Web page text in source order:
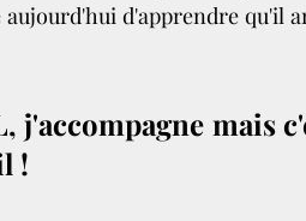
aujourd'hui d'apprendre qu'il
j'accompagne mais
!